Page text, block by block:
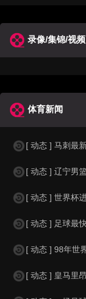
录像/集锦/视频
体育新闻
[ 动态 ] 马刺最
[ 动态 ] 辽宁男篮
[ 动态 ] 世界杯进球
[ 动态 ] 足球最快速度,
[ 动态 ] 98年世界
[ 动态 ] 皇马里昂欧